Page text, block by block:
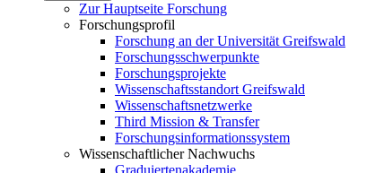
Zur Hauptseite Forschung
Forschungsprofil
Forschung an der Universität Greifswald
Forschungsschwerpunkte
Forschungsprojekte
Wissenschaftsstandort Greifswald
Wissenschaftsnetzwerke
Third Mission & Transfer
Forschungsinformationssystem
Wissenschaftlicher Nachwuchs
Graduiertenakademie